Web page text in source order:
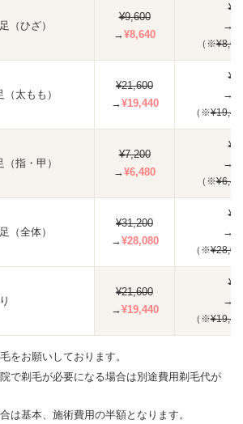
足（ひざ）
¥9,600
→¥8,640
→
（※
（太もも）
¥21,600
→¥19,440
→
（※
（指・甲）
¥7,200
→¥6,480
→
（※
足（全体）
¥31,200
→¥28,080
→
（※
¥21,600
→¥19,440
→
（※
をお願いしております。
で剃毛が必要になる場合は別途費用剃毛代が
は基本、施術費用の半額となります。